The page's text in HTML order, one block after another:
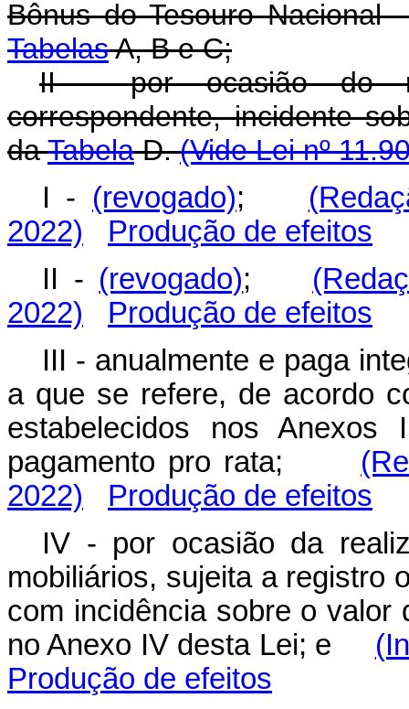
Bônus do Tesouro Nacional
TabelasA, B e C;
II - por ocasião do
correspondente, incidente
daTabelaD.(Vide Lei nº
I - (revogado);
2022)
Produção de efeitos
II - (revogado);
2022)
Produção de efeitos
III - anualmente e paga
a que se refere, de acordo
estabelecidos nos
pagamento pro rata;
2022)
Produção de efeitos
IV - por ocasião da
mobiliários, sujeita a registro
com incidência sobre o valor
no Anexo IV desta Lei; e
Produção de efeitos